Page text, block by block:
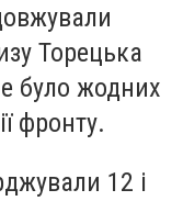
Торецька
було жодних
фронту.
12 і